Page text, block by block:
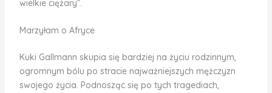
wielkie ciężary”.
Marzyłam o Afryce
Kuki Gallmann skupia się bardziej na życiu rodzinnym,
ogromnym bólu po stracie najważniejszych mężczyzn
swojego życia. Podnosząc się po tych tragediach,